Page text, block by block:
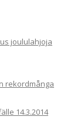
joululahjoja
rekordmånga
14.3.2014